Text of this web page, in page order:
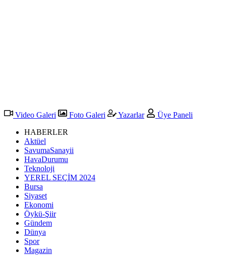
Video Galeri Foto Galeri Yazarlar
Üye Paneli
HABERLER
Aktüel
SavumaSanayii
HavaDurumu
Teknoloji
YEREL SEÇİM 2024
Bursa
Siyaset
Ekonomi
Öykü-Şiir
Gündem
Dünya
Spor
Magazin